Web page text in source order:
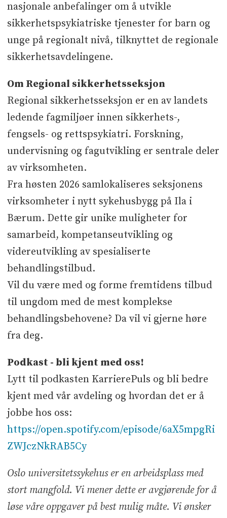
nasjonale anbefalinger om å utvikle
sikkerhetspsykiatriske tjenester for barn og
unge på regionalt nivå, tilknyttet de regionale
sikkerhetsavdelingene.
Om Regional sikkerhetsseksjon
Regional sikkerhetsseksjon er en av landets
ledende fagmiljøer innen sikkerhets-,
fengsels- og rettspsykiatri. Forskning,
undervisning og fagutvikling er sentrale deler
av virksomheten.
Fra høsten 2026 samlokaliseres seksjonens
virksomheter i nytt sykehusbygg på Ila i
Bærum. Dette gir unike muligheter for
samarbeid, kompetanseutvikling og
videreutvikling av spesialiserte
behandlingstilbud.
Vil du være med og forme fremtidens tilbud
til ungdom med de mest komplekse
behandlingsbehovene? Da vil vi gjerne høre
fra deg.
Podkast - bli kjent med oss!
Lytt til podkasten KarrierePuls og bli bedre
kjent med vår avdeling og hvordan det er å
jobbe hos oss:
https://open.spotify.com/episode/6aX5mpgRi
ZWJczNkRAB5Cy
Oslo universitetssykehus er en arbeidsplass med
stort mangfold. Vi mener dette er avgjørende for å
løse våre oppgaver på best mulig måte. Vi ønsker